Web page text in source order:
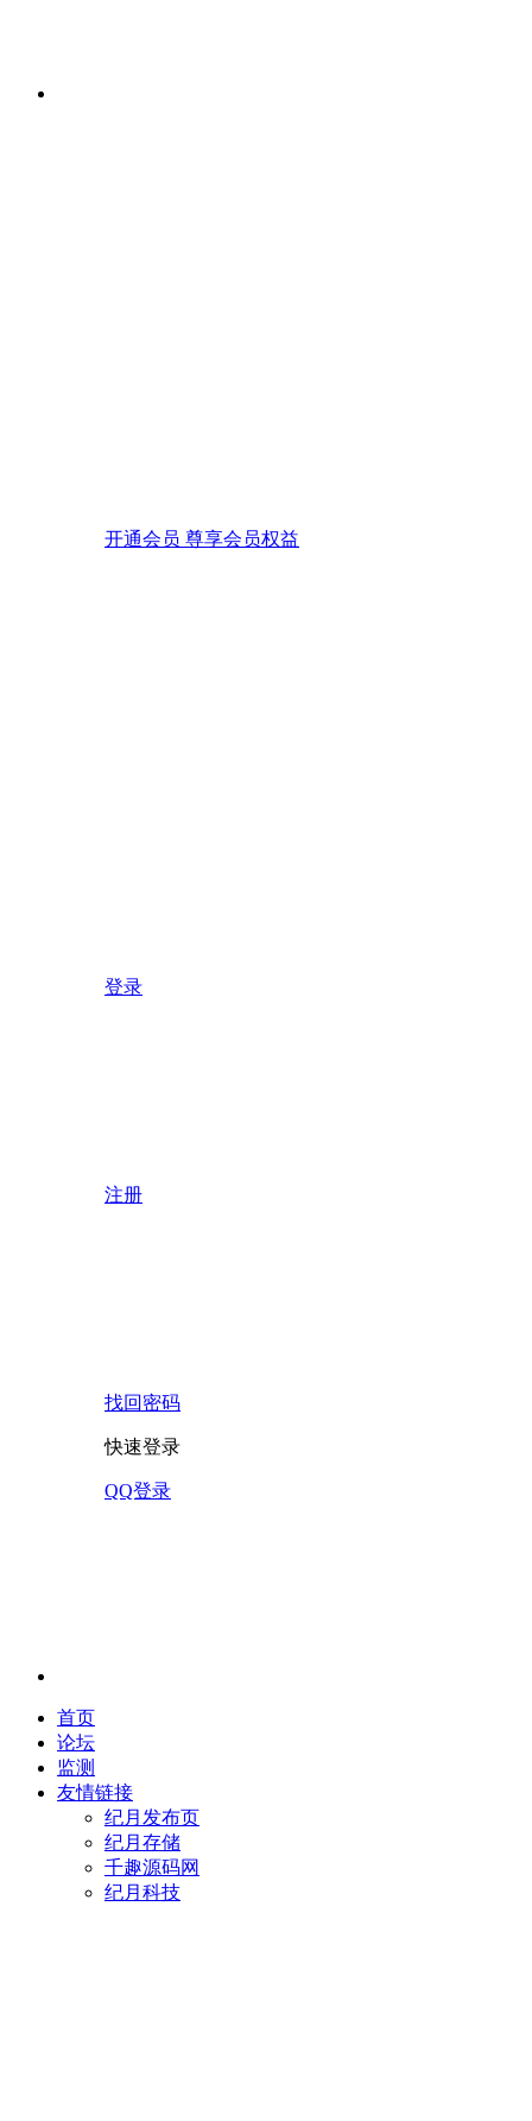
开通会员 尊享会员权益
登录
注册
找回密码
快速登录
QQ登录
首页
论坛
监测
友情链接
纪月发布页
纪月存储
千趣源码网
纪月科技